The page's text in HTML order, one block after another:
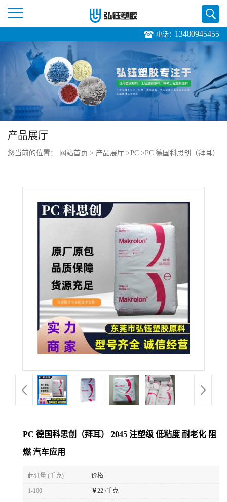
页
公
品
展
证
电话： 13480945455
产品展厅
您当前的位置： 网站首页 > 产品展厅 >PC >PC 德国科思创（拜耳）
PC 德国科思创（拜耳） 2045 注塑级 低粘度 耐老化 阻
燃 汽车应用
起订量 (千克) 价格
1-100 ￥22 /千克